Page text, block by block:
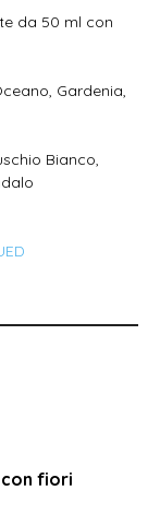
da 50 ml con
Gardenia,
Bianco,
fiori